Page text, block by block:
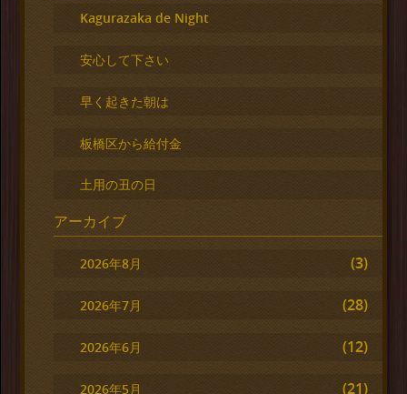
Kagurazaka de Night
安心して下さい
早く起きた朝は
板橋区から給付金
土用の丑の日
アーカイブ
2026年8月 (3)
2026年7月 (28)
2026年6月 (12)
2026年5月 (21)